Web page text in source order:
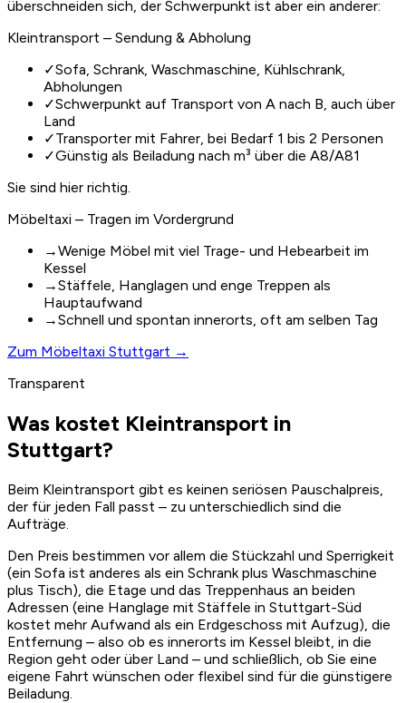
überschneiden sich, der Schwerpunkt ist aber ein anderer:
Kleintransport – Sendung & Abholung
✓Sofa, Schrank, Waschmaschine, Kühlschrank,
Abholungen
✓Schwerpunkt auf Transport von A nach B, auch über
Land
✓Transporter mit Fahrer, bei Bedarf 1 bis 2 Personen
✓Günstig als Beiladung nach m³ über die A8/A81
Sie sind hier richtig.
Möbeltaxi – Tragen im Vordergrund
→Wenige Möbel mit viel Trage- und Hebearbeit im
Kessel
→Stäffele, Hanglagen und enge Treppen als
Hauptaufwand
→Schnell und spontan innerorts, oft am selben Tag
Zum Möbeltaxi Stuttgart →
Transparent
Was kostet Kleintransport in
Stuttgart?
Beim Kleintransport gibt es keinen seriösen Pauschalpreis,
der für jeden Fall passt – zu unterschiedlich sind die
Aufträge.
Den Preis bestimmen vor allem die Stückzahl und Sperrigkeit
(ein Sofa ist anderes als ein Schrank plus Waschmaschine
plus Tisch), die Etage und das Treppenhaus an beiden
Adressen (eine Hanglage mit Stäffele in Stuttgart-Süd
kostet mehr Aufwand als ein Erdgeschoss mit Aufzug), die
Entfernung – also ob es innerorts im Kessel bleibt, in die
Region geht oder über Land – und schließlich, ob Sie eine
eigene Fahrt wünschen oder flexibel sind für die günstigere
Beiladung.